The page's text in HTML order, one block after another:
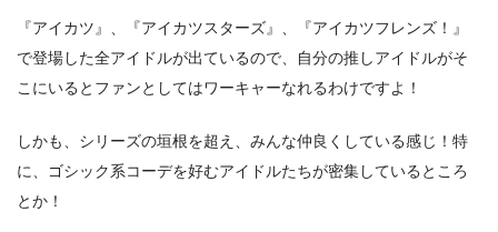
『アイカツ』、『アイカツスターズ』、『アイカツフレンズ！』
で登場した全アイドルが出ているので、自分の推しアイドルがそ
こにいるとファンとしてはワーキャーなれるわけですよ！
しかも、シリーズの垣根を超え、みんな仲良くしている感じ！特
に、ゴシック系コーデを好むアイドルたちが密集しているところ
とか！